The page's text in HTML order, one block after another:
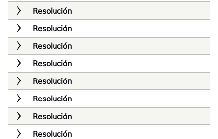
Resolución
Resolución
Resolución
Resolución
Resolución
Resolución
Resolución
Resolución